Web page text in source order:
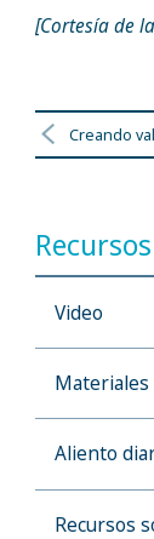
[Cortesía de
Creando
Recursos
Video
Materiales
Aliento
Recursos